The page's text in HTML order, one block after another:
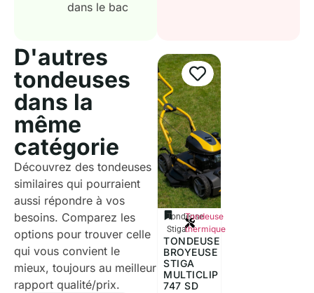
dans le bac
D'autres
tondeuses
dans la
même
catégorie
Découvrez des tondeuses
similaires qui pourraient
aussi répondre à vos
besoins. Comparez les
options pour trouver celle
qui vous convient le
mieux, toujours au meilleur
rapport qualité/prix.
Tondeuse
Stiga
Tondeuse
thermique
TONDEUSE
BROYEUSE
STIGA
MULTICLIP
747 SD